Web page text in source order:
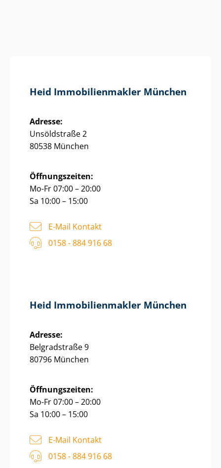
Heid Im­mo­bi­li­en­mak­ler München
Adresse:
Unsöldstraße 2
80538 München
Öffnungszeiten:
Mo-Fr 07:00 – 20:00
Sa 10:00 – 15:00
E-Mail Kontakt
0158 - 884 916 68
Heid Im­mo­bi­li­en­mak­ler München
Adresse:
Belgradstraße 9
80796 München
Öffnungszeiten:
Mo-Fr 07:00 – 20:00
Sa 10:00 – 15:00
E-Mail Kontakt
0158 - 884 916 68